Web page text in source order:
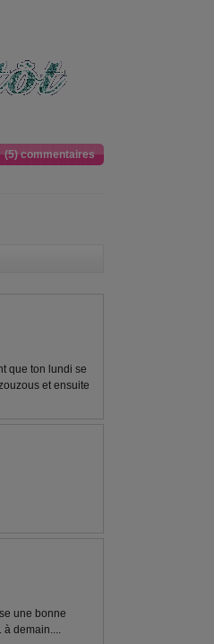
(5) commentaires
que ton lundi se
et ensuite
une bonne
à demain....